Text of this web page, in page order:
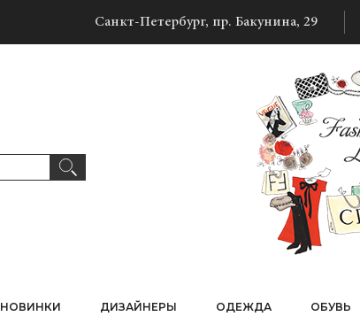
Санкт-Петербург, пр. Бакунина, 29
НОВИНКИ ДИЗАЙНЕРЫ ОДЕЖДА ОБУВЬ